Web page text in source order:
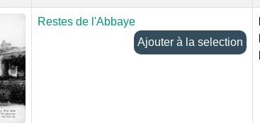
Restes de l'Abbaye
Ajouter à la selection